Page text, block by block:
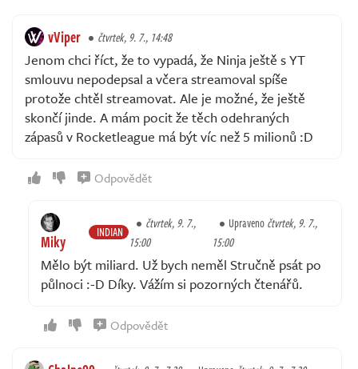
vViper čtvrtek, 9. 7., 14:48
Jenom chci říct, že to vypadá, že Ninja ještě s YT
smlouvu nepodepsal a včera streamoval spíše
protože chtěl streamovat. Ale je možné, že ještě
skončí jinde. A mám pocit že těch odehraných
zápasů v Rocketleague má být víc než 5 milionů :D
Odpovědět
Miky INDIAN
čtvrtek, 9. 7.,
15:00
Upravenočtvrtek, 9. 7.,
15:00
Mělo být miliard. Už bych neměl Stručně psát po
půlnoci :-D Díky. Vážím si pozorných čtenářů.
Odpovědět